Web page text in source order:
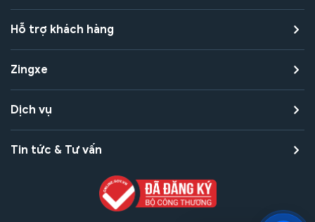
Hỗ trợ khách hàng
Zingxe
Dịch vụ
Tin tức & Tư vấn